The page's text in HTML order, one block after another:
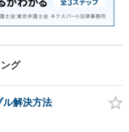
グ
ル解決方法